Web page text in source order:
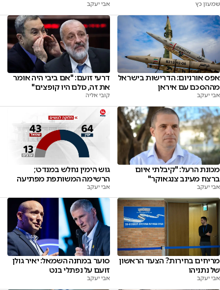
שמעון כץ אבי יעקב
אפס אורניום: הדרישות בישראל
מההסכם עם איראן
אבי יעקב
דרעי זועם: "אם ביבי היה אומר
את זה, כולם היו קופצים"
קובי אליה
מכונת הרעל: "קיבלתי איום
ברצח מעינב צנגאוקר"
אבי יעקב
גוש הימין נחלש במנדט;
הרשימה המשותפת מפתיעה
אבי יעקב
מריחים בחירות? הצעד הראשון
של נתניהו
אבי יעקב
סוער במחנה השמאל: יאיר גולן
זועם על נפתלי בנט
אבי יעקב